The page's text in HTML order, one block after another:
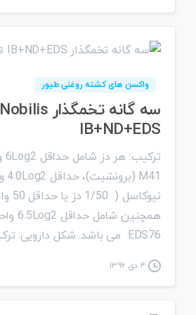
واکسن های کشته روغنی طیور
سه گانه تخمگذار Nobilis
IB+ND+EDS
EDS76 می باشد. شکل دارویی: ترکیب آب...
۴ دی ۱۳۹۶